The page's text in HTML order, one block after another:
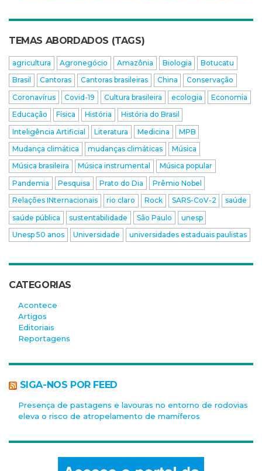
TEMAS ABORDADOS (TAGS)
agricultura Agronegócio Amazônia Biologia
Botucatu
Brasil
Cantoras Cantoras brasileiras China
Conservação
Coronavírus
Covid-19 Cultura brasileira ecologia
Economia
Educação
Física História
História do Brasil
Inteligência Artificial
Literatura Medicina
MPB
Mudança climática
mudanças climáticas
Música
Música brasileira
Música instrumental
Música popular
Pandemia
Pesquisa Prato do Dia
Prêmio Nobel
Relações INternacionais
rio claro Rock SARS-CoV-2
saúde
saúde pública
sustentabilidade São Paulo
unesp
Unesp 50 anos
Universidade universidades estaduais paulistas
CATEGORIAS
Acontece
Artigos
Editoriais
Reportagens
SIGA-NOS POR FEED
Presença de pastagens e lavouras no entorno de rodovias
eleva o risco de atropelamento de mamíferos